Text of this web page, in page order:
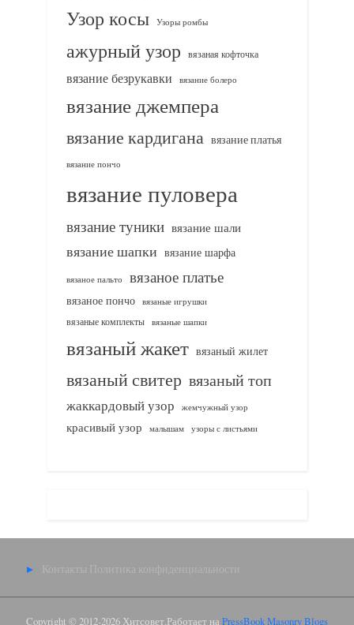
Узор косы Узоры ромбы
ажурный узор вязаная кофточка
вязание безрукавки вязание болеро
вязание джемпера
вязание кардигана вязание платья
вязание пончо
вязание пуловера
вязание туники вязание шали
вязание шапки вязание шарфа
вязаное пальто вязаное платье
вязаное пончо вязаные игрушки
вязаные комплекты
вязаные шапки
вязаный жакет вязаный жилет
вязаный свитер вязаный топ
жаккардовый узор жемчужный узор
красивый узор малышам узоры с листьями
Контакты Политика конфиденциальности
Copyright © 2012-2026 Хитсовет.Работает на PressBook Masonry Blogs